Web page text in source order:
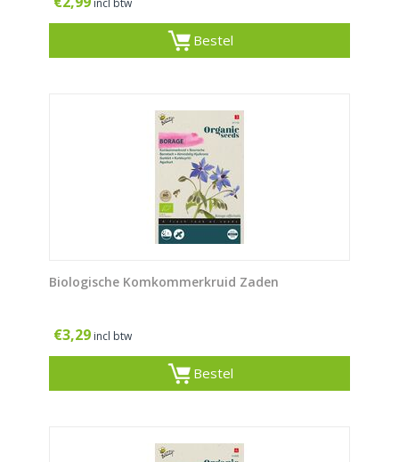
incl btw
Bestel
Biologische Komkommerkruid Zaden
€3,29 incl btw
Bestel